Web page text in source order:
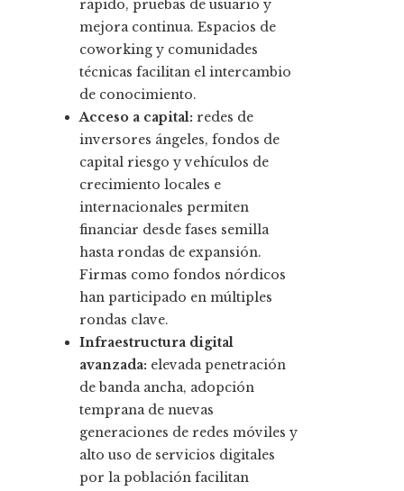
rápido, pruebas de usuario y
mejora continua. Espacios de
coworking y comunidades
técnicas facilitan el intercambio
de conocimiento.
Acceso a capital: redes de
inversores ángeles, fondos de
capital riesgo y vehículos de
crecimiento locales e
internacionales permiten
financiar desde fases semilla
hasta rondas de expansión.
Firmas como fondos nórdicos
han participado en múltiples
rondas clave.
Infraestructura digital
avanzada: elevada penetración
de banda ancha, adopción
temprana de nuevas
generaciones de redes móviles y
alto uso de servicios digitales
por la población facilitan